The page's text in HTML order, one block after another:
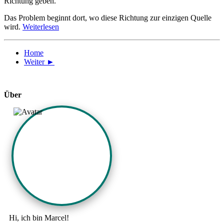
Das Problem beginnt dort, wo diese Richtung zur einzigen Quelle
wird. Weiterlesen
Home
Weiter ►
Über
Hi, ich bin Marcel!